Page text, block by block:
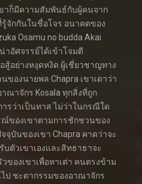
ขาก็มีความสัมพันธ์กับผู้คนจาก
จักกันในชื่อโจร อนาคตของ
Osamu no budda Akai
าอัศจรรย์ได้เข้าโจมตี
สู้อย่างหงุดหงิด ผู้เชี่ยวชาญทาง
ของนายพล Chapra เขาเดาว่า
ณาจักร Kosala ทุกสิ่งที่ถูก
รว่าเป็นทาส ไม่ว่าในกรณีใด
ของเขาตามการชักชวนของ
จุบันของเขา Chapra คาดว่าจะ
ตัวเขาเองและสิทธาธาจะ
ของเขาเพื่อหาเต่า คนตรงข้าม
ป ชะตากรรมของอาณาจักร